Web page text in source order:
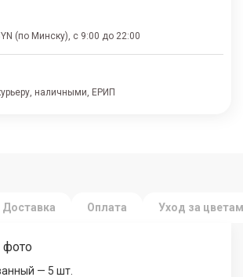
(по Минску), с 9:00 до 22:00
наличными, ЕРИП
Доставка Оплата Уход за
фото
— 5 шт.